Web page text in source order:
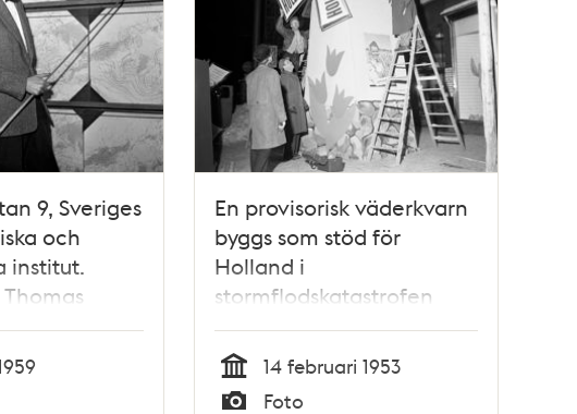
9, Sveriges
och
institut.
vilka
görs
En provisorisk väderkvarn
byggs som stöd för
Holland i
stormflodskatastrofen
Tid
14 februari 1953
Foto